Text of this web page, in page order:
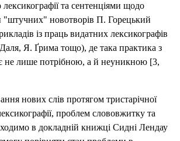
лексикографії та сентенціями щодо
"штучних" новотворів П. Горецький
із праць видатних лексикографів
Я. Ґрима тощо), де така практика з
не лише потрібною, а й неуникною [3,
нових слів протягом тристарічної
лексикографії, проблем слововжитку та
в докладній книжці Сидні Лендау